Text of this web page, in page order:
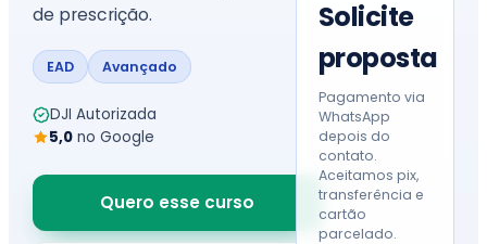
de prescrição.
EAD Avançado
DJI Autorizada
5,0 no Google
Quero esse curso
Solicite
proposta
Pagamento via
WhatsApp
depois do
contato.
Aceitamos pix,
transferência e
cartão
parcelado.